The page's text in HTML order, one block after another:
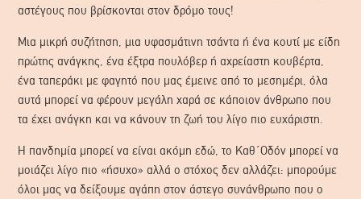
αστέγους που βρίσκονται στον δρόμο τους!
Μια μικρή συζήτηση, μια υφασμάτινη τσάντα ή ένα κουτί με είδη
πρώτης ανάγκης, ένα έξτρα πουλόβερ ή αχρείαστη κουβέρτα,
ένα ταπεράκι με φαγητό που μας έμεινε από το μεσημέρι, όλα
αυτά μπορεί να φέρουν μεγάλη χαρά σε κάποιον άνθρωπο που
τα έχει ανάγκη και να κάνουν τη ζωή του λίγο πιο ευχάριστη.
Η πανδημία μπορεί να είναι ακόμη εδώ, το Καθ΄Οδόν μπορεί να
μοιάζει λίγο πιο «ήσυχο» αλλά ο στόχος δεν αλλάζει: μπορούμε
όλοι μας να δείξουμε αγάπη στον άστεγο συνάνθρωπο που ο